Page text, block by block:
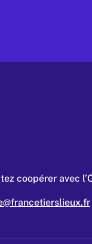
coopérer avec